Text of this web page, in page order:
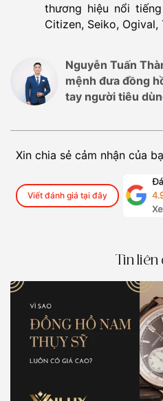
thương hiệu nổi
Citizen, Seiko, Ogival,
Nguyễn Tuấn
mệnh đưa đồng
tay người tiêu
Xin chia sẻ cảm nhận của
Viết đánh giá tại đây
Tin